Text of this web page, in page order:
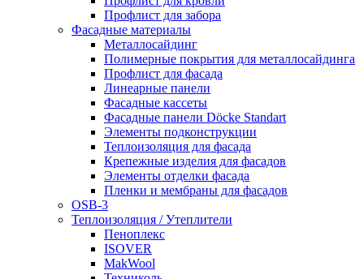
Профлист для забора
Фасадные материалы
Металлосайдинг
Полимерные покрытия для металлосайдинга
Профлист для фасада
Линеарные панели
Фасадные кассеты
Фасадные панели Döcke Standart
Элементы подконструкции
Теплоизоляция для фасада
Крепежные изделия для фасадов
Элементы отделки фасада
Пленки и мембраны для фасадов
OSB-3
Теплоизоляция / Утеплители
Пеноплекс
ISOVER
MakWool